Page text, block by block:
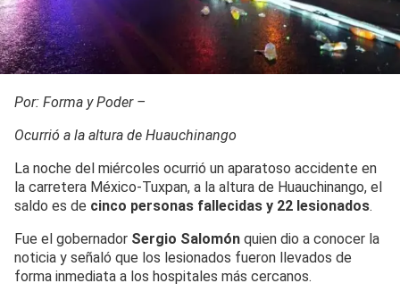
Por: Forma y Poder –
Ocurrió a la altura de Huauchinango
La noche del miércoles ocurrió un aparatoso accidente en
la carretera México-Tuxpan, a la altura de Huauchinango, el
saldo es de cinco personas fallecidas y 22 lesionados.
Fue el gobernador Sergio Salomón quien dio a conocer la
noticia y señaló que los lesionados fueron llevados de
forma inmediata a los hospitales más cercanos.